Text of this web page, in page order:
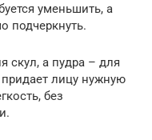
уменьшить, а
подчеркнуть.
скул, а пудра – для
лицу нужную
без